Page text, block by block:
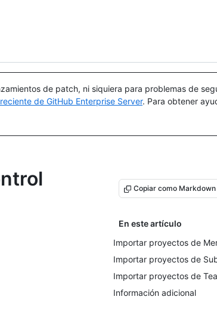
de patch, ni siquiera para problemas de
de GitHub Enterprise Server. Para obtener
Copiar como Markdown
En este artículo
Importar proyectos de
Importar proyectos de
Importar proyectos de
Información adicional